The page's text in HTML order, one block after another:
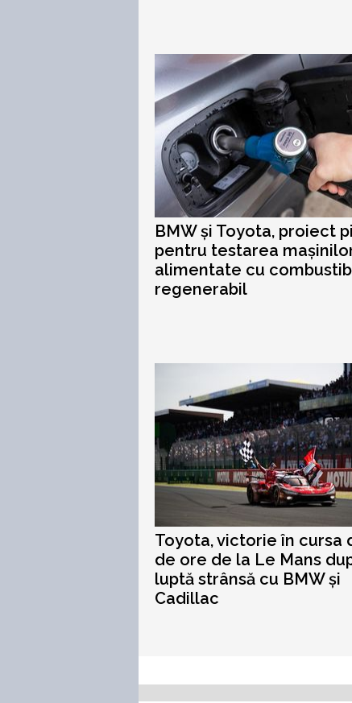
BMW și Toyota, proiect
pentru testarea
alimentate cu
regenerabil
Toyota, victorie în cursa
de ore de la Le Mans
luptă strânsă cu BMW și
Cadillac